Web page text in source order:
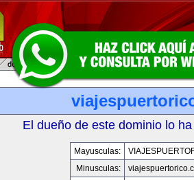
El dueño de este dominio lo
Mayusculas:
Minusculas: